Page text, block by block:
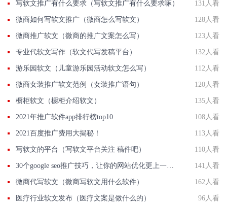
写软文推广有什么要求（写软文推广有什么要求嘛） 131人看
微商如何写软文推广（微商怎么写软文） 128人看
微商推广软文（微商的推广文案怎么写） 123人看
专业代软文写作（软文代写发稿平台） 132人看
游乐园软文（儿童游乐园活动软文怎么写） 112人看
微商女装推广软文范例（女装推广语句） 120人看
橱柜软文（橱柜介绍软文） 135人看
2021年推广软件app排行榜top10 108人看
2021百度推广费用大揭秘！ 113人看
写软文的平台（写软文平台关注 稿件吧） 110人看
30个google seo推广技巧，让你的网站优化更上一层楼！ 141人看
微商代写软文（微商写软文用什么软件） 162人看
医疗行业软文发布（医疗文案是做什么的） 96人看